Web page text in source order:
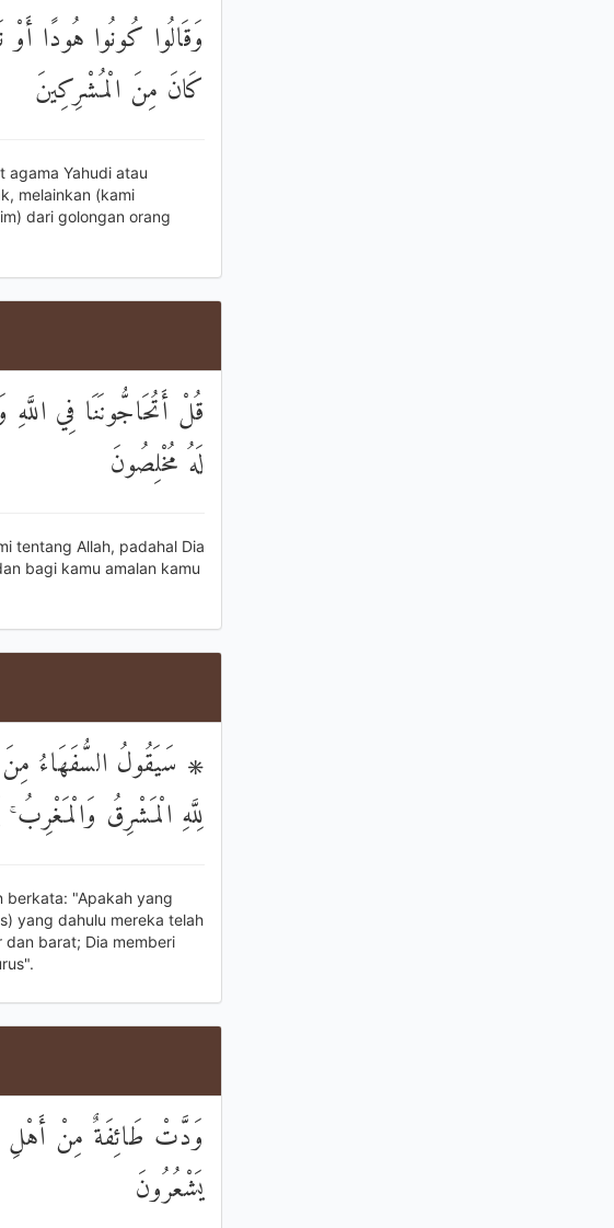
وَقَالُوا كُونُوا هُودًا
كَانَ مِنَ الْمُشْرِكِينَ
agama Yahudi atau
melainkan (kami
dari golongan orang
قُلْ أَتُحَاجُّونَنَا فِي
لَهُ مُخْلِصُونَ
tentang Allah, padahal Dia
bagi kamu amalan kamu
۞ سَيَقُولُ السُّفَهَاءُ مِنَ
لِلَّهِ الْمَشْرِقُ
berkata: "Apakah yang
yang dahulu mereka telah
barat; Dia memberi
وَدَّتْ طَائِفَةٌ مِنْ أَهْلِ
يَشْعُرُونَ